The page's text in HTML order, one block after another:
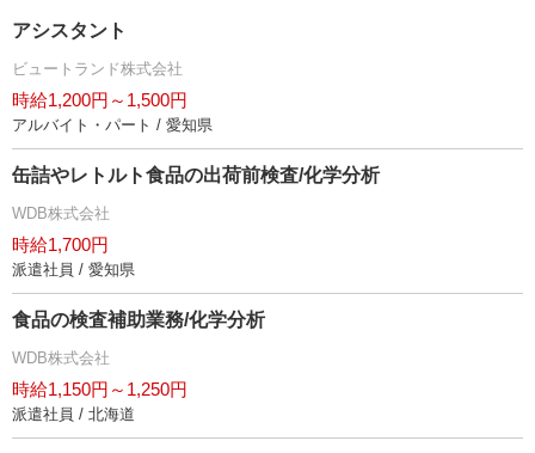
アシスタント
ビュートランド株式会社
時給1,200円～1,500円
アルバイト・パート / 愛知県
缶詰やレトルト食品の出荷前検査/化学分析
WDB株式会社
時給1,700円
派遣社員 / 愛知県
食品の検査補助業務/化学分析
WDB株式会社
時給1,150円～1,250円
派遣社員 / 北海道